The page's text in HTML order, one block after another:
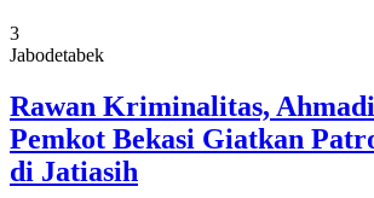
3
Jabodetabek
Rawan Kriminalitas,
Pemkot Bekasi Giatkan
di Jatiasih